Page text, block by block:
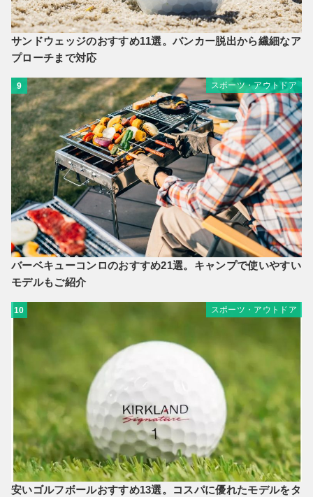
サンドウェッジのおすすめ11選。バンカー脱出から繊細なア
プローチまで対応
9 スポーツ・アウトドア
バーベキューコンロのおすすめ21選。キャンプで使いやすい
モデルもご紹介
10 スポーツ・アウトドア
安いゴルフボールおすすめ13選。コスパに優れたモデルをタ